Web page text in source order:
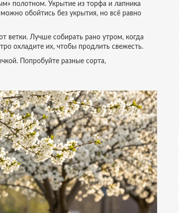
полотном. Укрытие из торфа и лапника
обойтись без укрытия, но всё равно
ветки. Лучше собирать рано утром, когда
охладите их, чтобы продлить свежесть.
Попробуйте разные сорта,